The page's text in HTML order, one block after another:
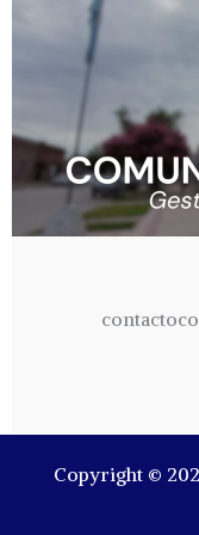
Copyright ©